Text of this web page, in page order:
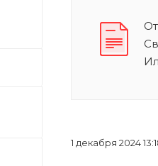
1 декабря 2024